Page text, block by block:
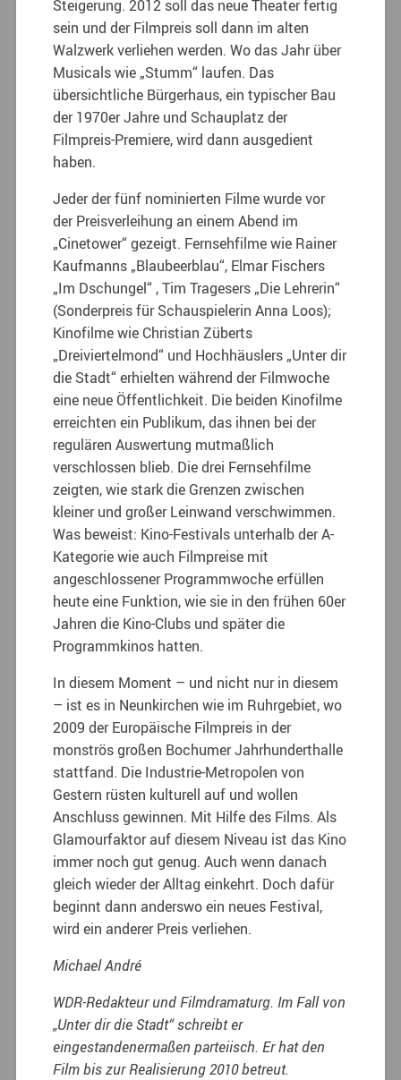
Steigerung. 2012 soll das neue Theater fertig
sein und der Filmpreis soll dann im alten
Walzwerk verliehen werden. Wo das Jahr über
Musicals wie „Stumm“ laufen. Das
übersichtliche Bürgerhaus, ein typischer Bau
der 1970er Jahre und Schauplatz der
Filmpreis-Premiere, wird dann ausgedient
haben.
Jeder der fünf nominierten Filme wurde vor
der Preisverleihung an einem Abend im
„Cinetower“ gezeigt. Fernsehfilme wie Rainer
Kaufmanns „Blaubeerblau“, Elmar Fischers
„Im Dschungel“ , Tim Tragesers „Die Lehrerin“
(Sonderpreis für Schauspielerin Anna Loos);
Kinofilme wie Christian Züberts
„Dreiviertelmond“ und Hochhäuslers „Unter dir
die Stadt“ erhielten während der Filmwoche
eine neue Öffentlichkeit. Die beiden Kinofilme
erreichten ein Publikum, das ihnen bei der
regulären Auswertung mutmaßlich
verschlossen blieb. Die drei Fernsehfilme
zeigten, wie stark die Grenzen zwischen
kleiner und großer Leinwand verschwimmen.
Was beweist: Kino-Festivals unterhalb der A-
Kategorie wie auch Filmpreise mit
angeschlossener Programmwoche erfüllen
heute eine Funktion, wie sie in den frühen 60er
Jahren die Kino-Clubs und später die
Programmkinos hatten.
In diesem Moment – und nicht nur in diesem
– ist es in Neunkirchen wie im Ruhrgebiet, wo
2009 der Europäische Filmpreis in der
monströs großen Bochumer Jahrhunderthalle
stattfand. Die Industrie-Metropolen von
Gestern rüsten kulturell auf und wollen
Anschluss gewinnen. Mit Hilfe des Films. Als
Glamourfaktor auf diesem Niveau ist das Kino
immer noch gut genug. Auch wenn danach
gleich wieder der Alltag einkehrt. Doch dafür
beginnt dann anderswo ein neues Festival,
wird ein anderer Preis verliehen.
Michael André
WDR-Redakteur und Filmdramaturg. Im Fall von
„Unter dir die Stadt“ schreibt er
eingestandenermaßen parteiisch. Er hat den
Film bis zur Realisierung 2010 betreut.